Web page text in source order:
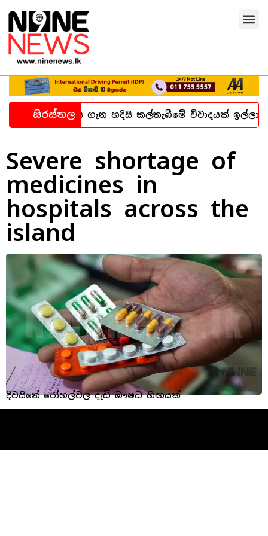
සිරස්තල
සිද්ධිය ගැන හදිසි කල්තැබීමේ විවාදයක් ඉල්ලා
Severe shortage of
medicines in
hospitals across the
island
දිවයිනේ රෝහල්වල දැඩි ඖෂධ හිඟයක්